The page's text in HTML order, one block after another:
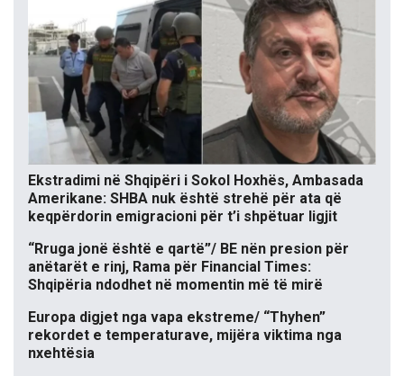
Ekstradimi në Shqipëri i Sokol Hoxhës, Ambasada
Amerikane: SHBA nuk është strehë për ata që
keqpërdorin emigracioni për t’i shpëtuar ligjit
“Rruga jonë është e qartë”/ BE nën presion për
anëtarët e rinj, Rama për Financial Times:
Shqipëria ndodhet në momentin më të mirë
Europa digjet nga vapa ekstreme/ “Thyhen”
rekordet e temperaturave, mijëra viktima nga
nxehtësia